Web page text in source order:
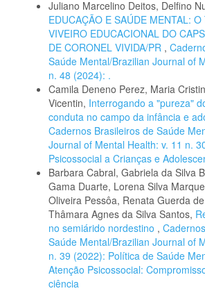
Juliano Marcelino Deitos, Delfino
EDUCAÇÃO E SAÚDE MENTAL:
VIVEIRO EDUCACIONAL DO
DE CORONEL VIVIDA/PR ,
Saúde Mental/Brazilian Journal of
n. 48 (2024): .
Camila Deneno Perez, Maria
Vicentin, Interrogando a "pureza"
conduta no campo da infância e
Cadernos Brasileiros de Saúde
Journal of Mental Health: v. 11 n.
Psicossocial a Crianças e
Barbara Cabral, Gabriela da Silva
Gama Duarte, Lorena Silva
Oliveira Pessôa, Renata Guerda
Thâmara Agnes da Silva Santos,
no semiárido nordestino ,
Saúde Mental/Brazilian Journal of
n. 39 (2022): Política de Saúde
Atenção Psicossocial:
ciência